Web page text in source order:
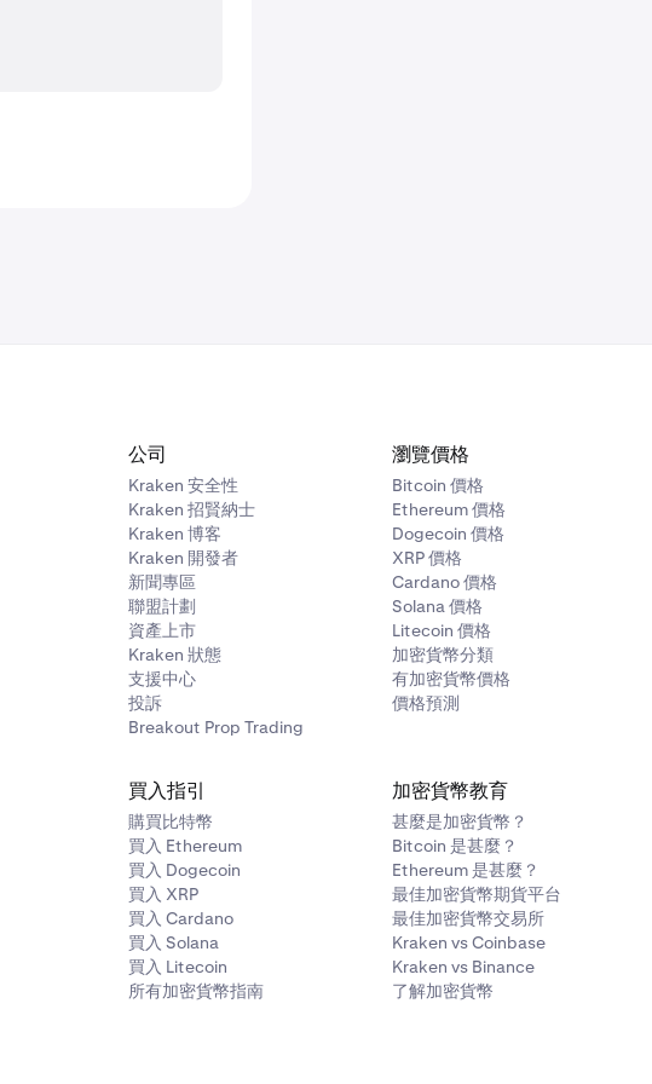
公司
Kraken 安全性
Kraken 招賢納士
Kraken 博客
Kraken 開發者
新聞專區
聯盟計劃
資產上市
Kraken 狀態
支援中心
投訴
Breakout Prop Trading
瀏覽價格
Bitcoin 價格
Ethereum 價格
Dogecoin 價格
XRP 價格
Cardano 價格
Solana 價格
Litecoin 價格
加密貨幣分類
有加密貨幣價格
價格預測
買入指引
購買比特幣
買入 Ethereum
買入 Dogecoin
買入 XRP
買入 Cardano
買入 Solana
買入 Litecoin
所有加密貨幣指南
加密貨幣教育
甚麼是加密貨幣？
Bitcoin 是甚麼？
Ethereum 是甚麼？
最佳加密貨幣期貨平台
最佳加密貨幣交易所
Kraken vs Coinbase
Kraken vs Binance
了解加密貨幣